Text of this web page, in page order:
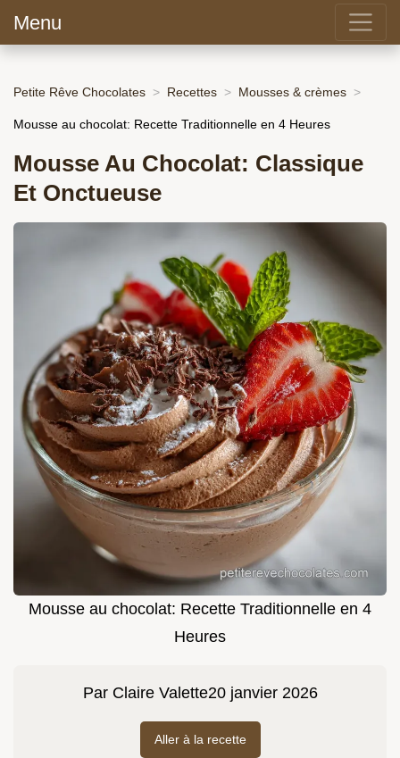
Menu
Petite Rêve Chocolates Recettes Mousses & crèmes
Mousse au chocolat: Recette Traditionnelle en 4 Heures
Mousse Au Chocolat: Classique
Et Onctueuse
Mousse au chocolat: Recette Traditionnelle en 4
Heures
Par Claire Valette20 janvier 2026
Aller à la recette